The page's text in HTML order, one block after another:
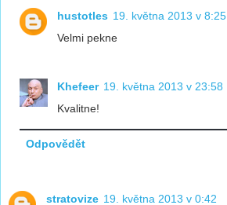
hustotles 19. května 2013 v 8:25
Velmi pekne
Khefeer 19. května 2013 v 23:58
Kvalitne!
Odpovědět
stratovize 19. května 2013 v 0:42